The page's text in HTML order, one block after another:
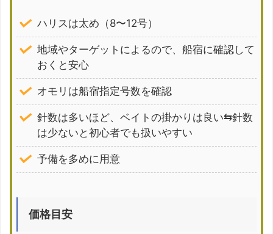
ハリスは太め（8〜12号）
地域やターゲットによるので、船宿に確認して
おくと安心
オモリは船宿指定号数を確認
針数は多いほど、ベイトの掛かりは良い⇆針数
は少ないと初心者でも扱いやすい
予備を多めに用意
価格目安